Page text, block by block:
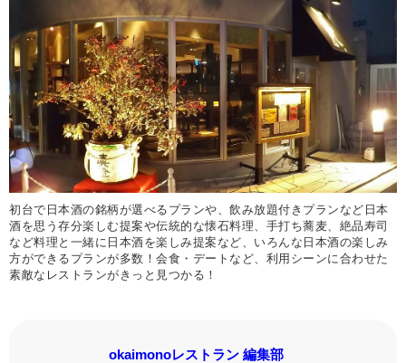
初台で日本酒の銘柄が選べるプランや、飲み放題付きプランなど日本
酒を思う存分楽しむ提案や伝統的な懐石料理、手打ち蕎麦、絶品寿司
など料理と一緒に日本酒を楽しみ提案など、いろんな日本酒の楽しみ
方ができるプランが多数！会食・デートなど、利用シーンに合わせた
素敵なレストランがきっと見つかる！
okaimonoレストラン 編集部